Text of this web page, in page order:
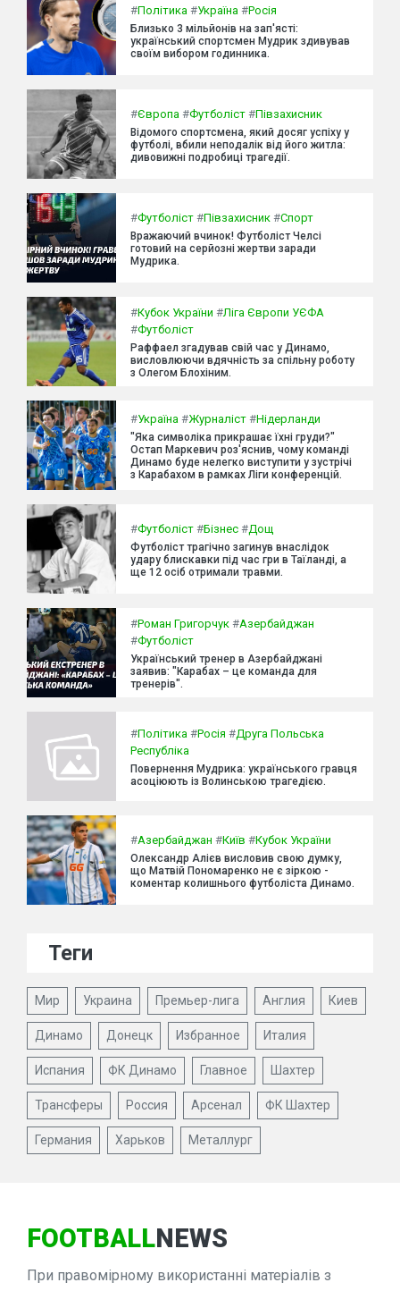
#Політика #Україна #Росія
Близько 3 мільйонів на зап'ясті:
український спортсмен Мудрик здивував
своїм вибором годинника.
#Європа #Футболіст #Півзахисник
Відомого спортсмена, який досяг успіху у
футболі, вбили неподалік від його житла:
дивовижні подробиці трагедії.
#Футболіст #Півзахисник #Спорт
Вражаючий вчинок! Футболіст Челсі
готовий на серйозні жертви заради
Мудрика.
#Кубок України #Ліга Європи УЄФА
#Футболіст
Раффаел згадував свій час у Динамо,
висловлюючи вдячність за спільну роботу
з Олегом Блохіним.
#Україна #Журналіст #Нідерланди
"Яка символіка прикрашає їхні груди?"
Остап Маркевич роз'яснив, чому команді
Динамо буде нелегко виступити у зустрічі
з Карабахом в рамках Ліги конференцій.
#Футболіст #Бізнес #Дощ
Футболіст трагічно загинув внаслідок
удару блискавки під час гри в Таїланді, а
ще 12 осіб отримали травми.
#Роман Григорчук #Азербайджан
#Футболіст
Український тренер в Азербайджані
заявив: "Карабах – це команда для
тренерів".
#Політика #Росія #Друга Польська
Республіка
Повернення Мудрика: українського гравця
асоціюють із Волинською трагедією.
#Азербайджан #Київ #Кубок України
Олександр Алієв висловив свою думку,
що Матвій Пономаренко не є зіркою -
коментар колишнього футболіста Динамо.
Теги
Мир Украина Премьер-лига Англия Киев
Динамо Донецк Избранное Италия
Испания ФК Динамо Главное Шахтер
Трансферы Россия Арсенал ФК Шахтер
Германия Харьков Металлург
FOOTBALLNEWS
При правомірному використанні матеріалів з